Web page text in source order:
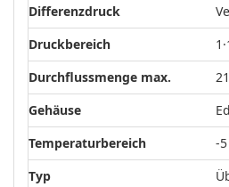
Differenzdruck
Druckbereich
Durchflussmenge max.
Gehäuse
Temperaturbereich
-
Typ